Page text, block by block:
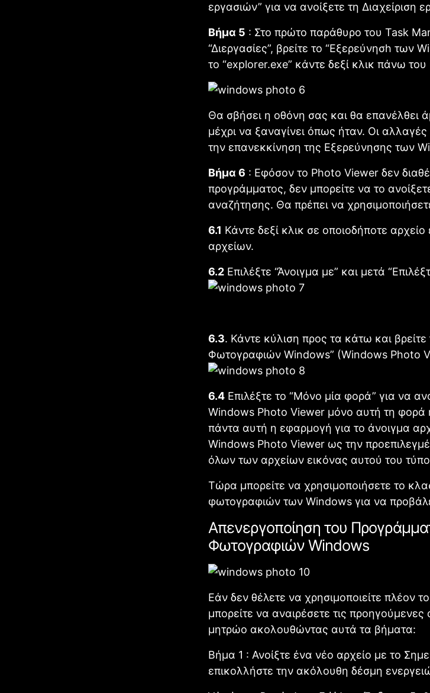
εργασιών” για να ανοίξετε τη Διαχείριση
Βήμα 5 : Στο πρώτο παράθυρο του Task
“Διεργασίες”, βρείτε το “Εξερεύνησh των
το “explorer.exe” κάντε δεξί κλικ πάνω του
Θα σβήσει η οθόνη σας και θα επανέλθει
μέχρι να ξαναγίνει όπως ήταν. Οι
την επανεκκίνηση της Εξερεύνησης των
Βήμα 6 : Εφόσον το Photo Viewer δεν
προγράμματος, δεν μπορείτε να το
αναζήτησης. Θα πρέπει να
6.1 Κάντε δεξί κλικ σε οποιοδήποτε
αρχείων.
6.2 Επιλέξτε “Άνοιγμα με” και μετά
6.3. Κάντε κύλιση προς τα κάτω και
Φωτογραφιών Windows” (Windows Photo
6.4 Επιλέξτε το “Μόνο μία φορά” για να
Windows Photo Viewer μόνο αυτή τη φορά
πάντα αυτή η εφαρμογή για το άνοιγμα
Windows Photo Viewer ως την
όλων των αρχείων εικόνας αυτού του
Τώρα μπορείτε να χρησιμοποιήσετε το
φωτογραφιών των Windows για να
Απενεργοποίηση του
Φωτογραφιών Windows
Εάν δεν θέλετε να χρησιμοποιείτε πλέον
μπορείτε να αναιρέσετε τις
μητρώο ακολουθώντας αυτά τα βήματα:
Βήμα 1 : Ανοίξτε ένα νέο αρχείο με το
επικολλήστε την ακόλουθη δέσμη